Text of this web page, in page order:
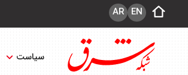
EN
AR
سیاست